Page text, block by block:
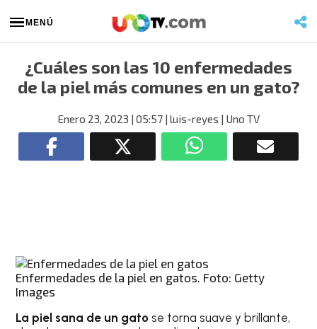
MENÚ
¿Cuáles son las 10 enfermedades
de la piel más comunes en un gato?
Enero 23, 2023 | 05:57| luis-reyes | Uno TV
Enfermedades de la piel en gatos. Foto: Getty
Images
La piel sana de un gatose torna suave y brillante,